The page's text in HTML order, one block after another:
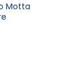
Motta